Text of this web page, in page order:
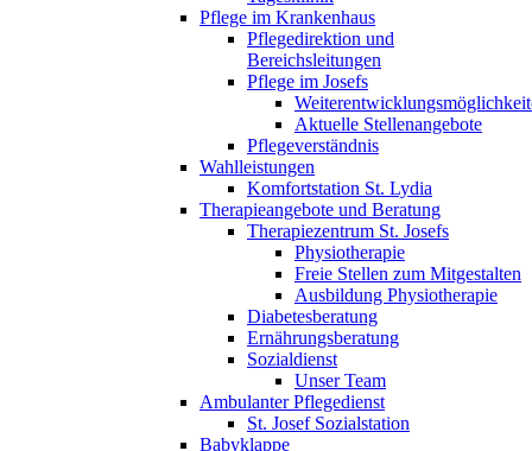
Pflege im Krankenhaus
Pflegedirektion und
Bereichsleitungen
Pflege im Josefs
Aktuelle Stellenangebote
Pflegeverständnis
Wahlleistungen
Komfortstation St. Lydia
Therapieangebote und Beratung
Therapiezentrum St. Josefs
Physiotherapie
Freie Stellen zum Mitgestalten
Ausbildung Physiotherapie
Diabetesberatung
Ernährungsberatung
Sozialdienst
Unser Team
Ambulanter Pflegedienst
St. Josef Sozialstation
Babyklappe